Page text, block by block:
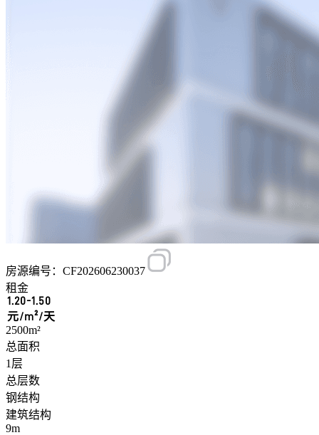
房源编号：CF202606230037
租金
1.20-1.50
元/m²/天
2500m²
总面积
1层
总层数
钢结构
建筑结构
9m